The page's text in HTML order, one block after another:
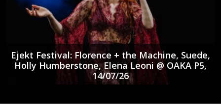
Ejekt Festival: Florence + the Machine, Suede,
Holly Humberstone, Elena Leoni @ ΟΑΚΑ P5,
14/07/26